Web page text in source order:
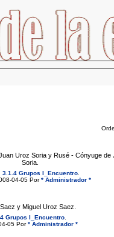
Uroz Soria y Rusé - Cónyuge de
Soria.
3.1.4 Grupos I_Encuentro.
04-05 Por* Administrador *
y Miguel Uroz Saez.
Grupos I_Encuentro.
05 Por* Administrador *